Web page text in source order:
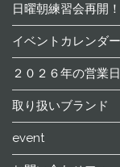
日曜朝練習会再開！
イベントカレンダー
２０２６年の営業
取り扱いブランド
event